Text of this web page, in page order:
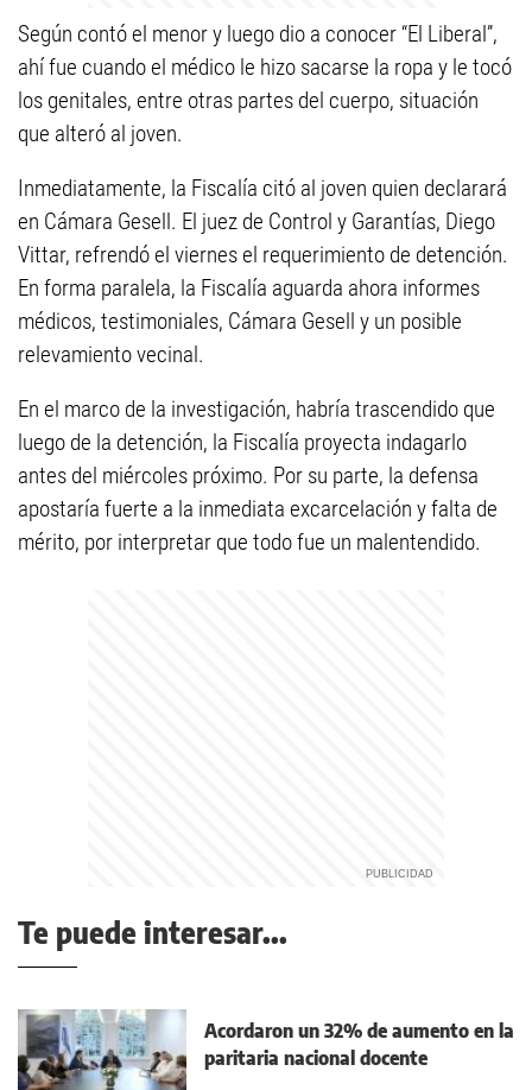
Según contó el menor y luego dio a conocer “El Liberal”,
ahí fue cuando el médico le hizo sacarse la ropa y le tocó
los genitales, entre otras partes del cuerpo, situación
que alteró al joven.
Inmediatamente, la Fiscalía citó al joven quien declarará
en Cámara Gesell. El juez de Control y Garantías, Diego
Vittar, refrendó el viernes el requerimiento de detención.
En forma paralela, la Fiscalía aguarda ahora informes
médicos, testimoniales, Cámara Gesell y un posible
relevamiento vecinal.
En el marco de la investigación, habría trascendido que
luego de la detención, la Fiscalía proyecta indagarlo
antes del miércoles próximo. Por su parte, la defensa
apostaría fuerte a la inmediata excarcelación y falta de
mérito, por interpretar que todo fue un malentendido.
Te puede interesar...
Acordaron un 32% de aumento en la
paritaria nacional docente